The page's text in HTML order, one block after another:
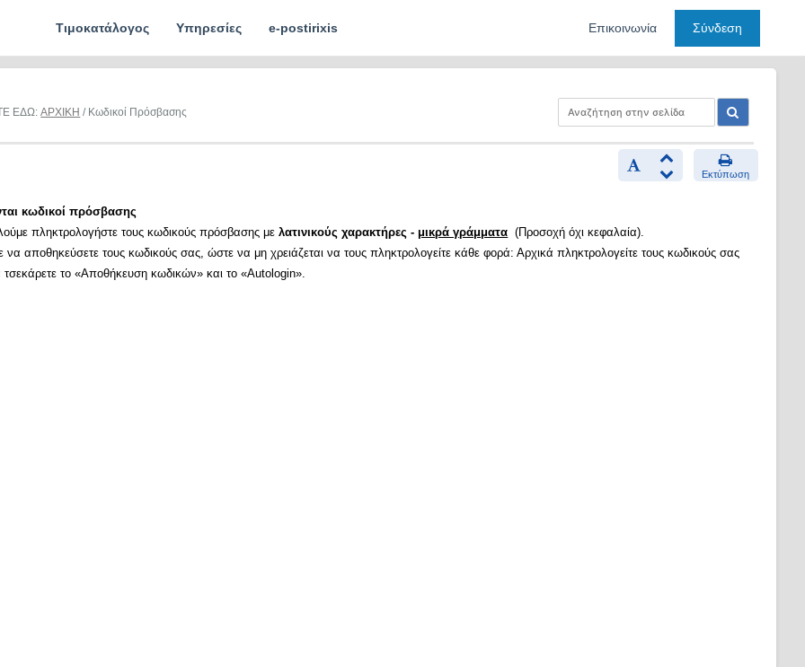
Τιμοκατάλογος Υπηρεσίες e-postirixis Επικοινωνία Σύνδεση
ΕΔΩ:ΑΡΧΙΚΗ / Κωδικοί Πρόσβασης
Εκτύπωση
κωδικοί πρόσβασης
πληκτρολογήστε τους κωδικούς πρόσβασης μελατινικούς χαρακτήρες - μικρά γράμματα (Προσοχή όχι κεφαλαία).
να αποθηκεύσετε τους κωδικούς σας, ώστε να μη χρειάζεται να τους πληκτρολογείτε κάθε φορά: Αρχικά πληκτρολογείτε τους κωδικούς σας
τσεκάρετε το «Αποθήκευση κωδικών» και το «Autologin».